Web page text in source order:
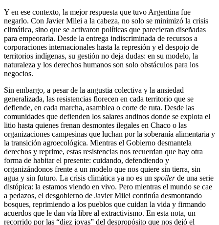
Y en ese contexto, la mejor respuesta que tuvo Argentina fue
negarlo. Con Javier Milei a la cabeza, no solo se minimizó la crisis
climática, sino que se activaron políticas que parecieran diseñadas
para empeorarla. Desde la entrega indiscriminada de recursos a
corporaciones internacionales hasta la represión y el despojo de
territorios indígenas, su gestión no deja dudas: en su modelo, la
naturaleza y los derechos humanos son solo obstáculos para los
negocios.
Sin embargo, a pesar de la angustia colectiva y la ansiedad
generalizada, las resistencias florecen en cada territorio que se
defiende, en cada marcha, asamblea o corte de ruta. Desde las
comunidades que defienden los salares andinos donde se explota el
litio hasta quienes frenan desmontes ilegales en Chaco o las
organizaciones campesinas que luchan por la soberanía alimentaria y
la transición agroecológica. Mientras el Gobierno desmantela
derechos y reprime, estas resistencias nos recuerdan que hay otra
forma de habitar el presente: cuidando, defendiendo y
organizándonos frente a un modelo que nos quiere sin tierra, sin
agua y sin futuro. La crisis climática ya no es un spoilerde una serie
distópica: la estamos viendo en vivo. Pero mientras el mundo se cae
a pedazos, el desgobierno de Javier Milei continúa desmontando
bosques, reprimiendo a los pueblos que cuidan la vida y firmando
acuerdos que le dan vía libre al extractivismo. En esta nota, un
recorrido por las “diez joyas” del despropósito que nos dejó el